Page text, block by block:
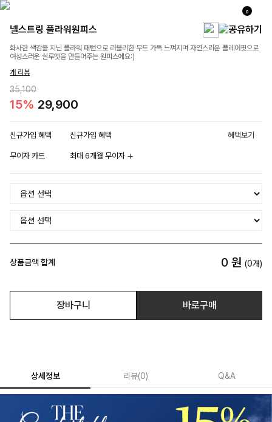
0
넬스트링 플라워원피스
화사한 색감을 지닌 플라워 패턴으로 러블리한 무드 가득 느껴지며 자연스러운 플레어핏으로
여성스러운 실루엣을 만들어주는 원피스에요:)
개 리뷰
35,100
15% 29,900
신규가입 혜택 신규가입 혜택 혜택보기
무이자 카드 최대 6개월 무이자
상품금액 합계 0 원 (0개)
장바구니 바로구매
상세정보 리뷰(0) Q&A